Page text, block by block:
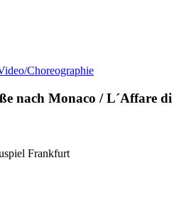
Choreographie
nach Monaco / L´Affare di
Frankfurt